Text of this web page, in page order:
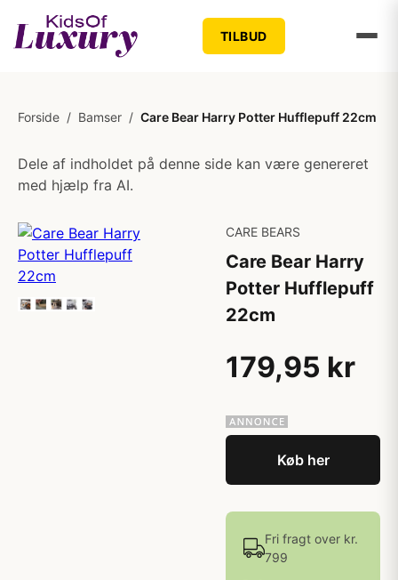
TILBUD
Forside / Bamser / Care Bear Harry Potter Hufflepuff 22cm
Dele af indholdet på denne side kan være genereret
med hjælp fra AI.
CARE BEARS
Care Bear Harry
Potter Hufflepuff
22cm
179,95 kr
Køb her
Fri fragt over kr.
799